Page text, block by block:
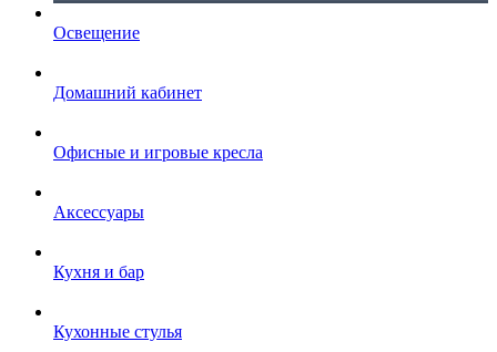
Освещение
Домашний кабинет
Офисные и игровые кресла
Аксессуары
Кухня и бар
Кухонные стулья